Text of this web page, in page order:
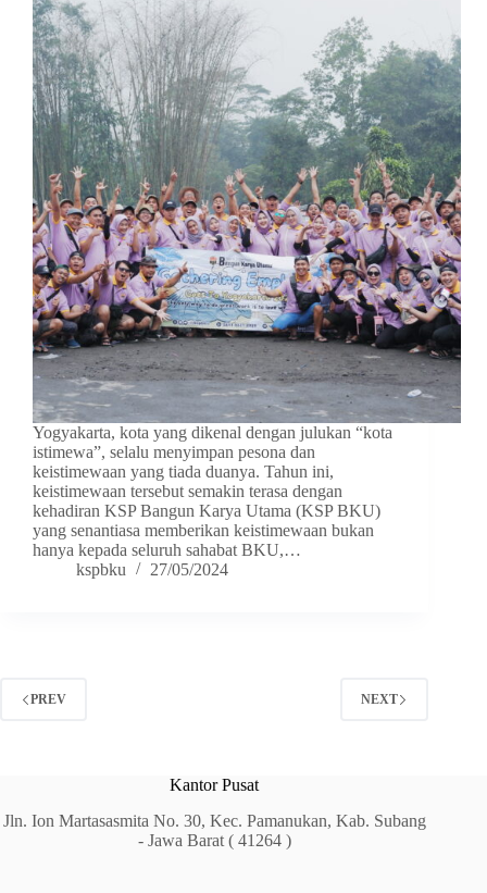
Yogyakarta, kota yang dikenal dengan julukan “kota
istimewa”, selalu menyimpan pesona dan
keistimewaan yang tiada duanya. Tahun ini,
keistimewaan tersebut semakin terasa dengan
kehadiran KSP Bangun Karya Utama (KSP BKU)
yang senantiasa memberikan keistimewaan bukan
hanya kepada seluruh sahabat BKU,…
kspbku
27/05/2024
PREV NEXT
Kantor Pusat
Jln. Ion Martasasmita No. 30, Kec. Pamanukan, Kab. Subang
- Jawa Barat ( 41264 )